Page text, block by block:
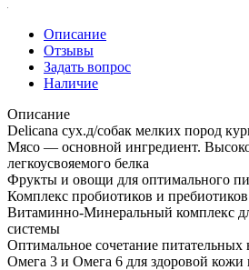
Описание
Отзывы
Задать вопрос
Наличие
Описание
Delicana сух.д/собак мелких пород
Мясо — основной ингредиент.
легкоусвояемого белка
Фрукты и овощи для оптимального
Комплекс пробиотиков и пребиотиков
Витаминно-Минеральный комплекс
системы
Оптимальное сочетание питательных
Омега 3 и Омега 6 для здоровой кожи